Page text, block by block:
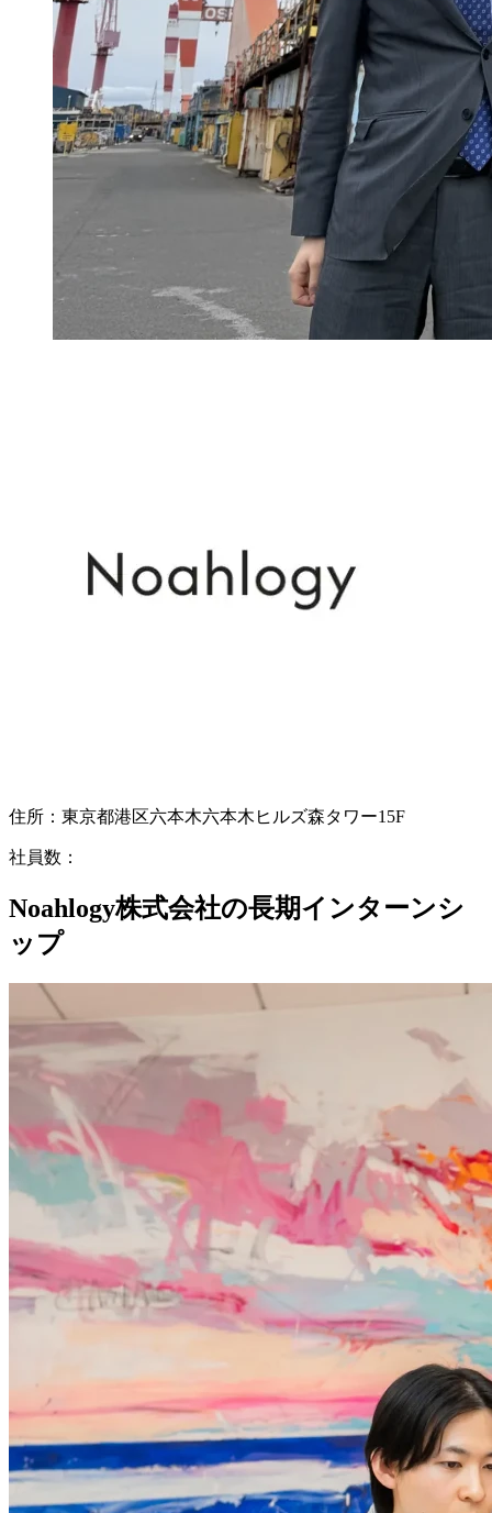
住所： 東京都港区六本木六本木ヒルズ森タワー15F
社員数：
Noahlogy株式会社の長期インターンシ
ップ